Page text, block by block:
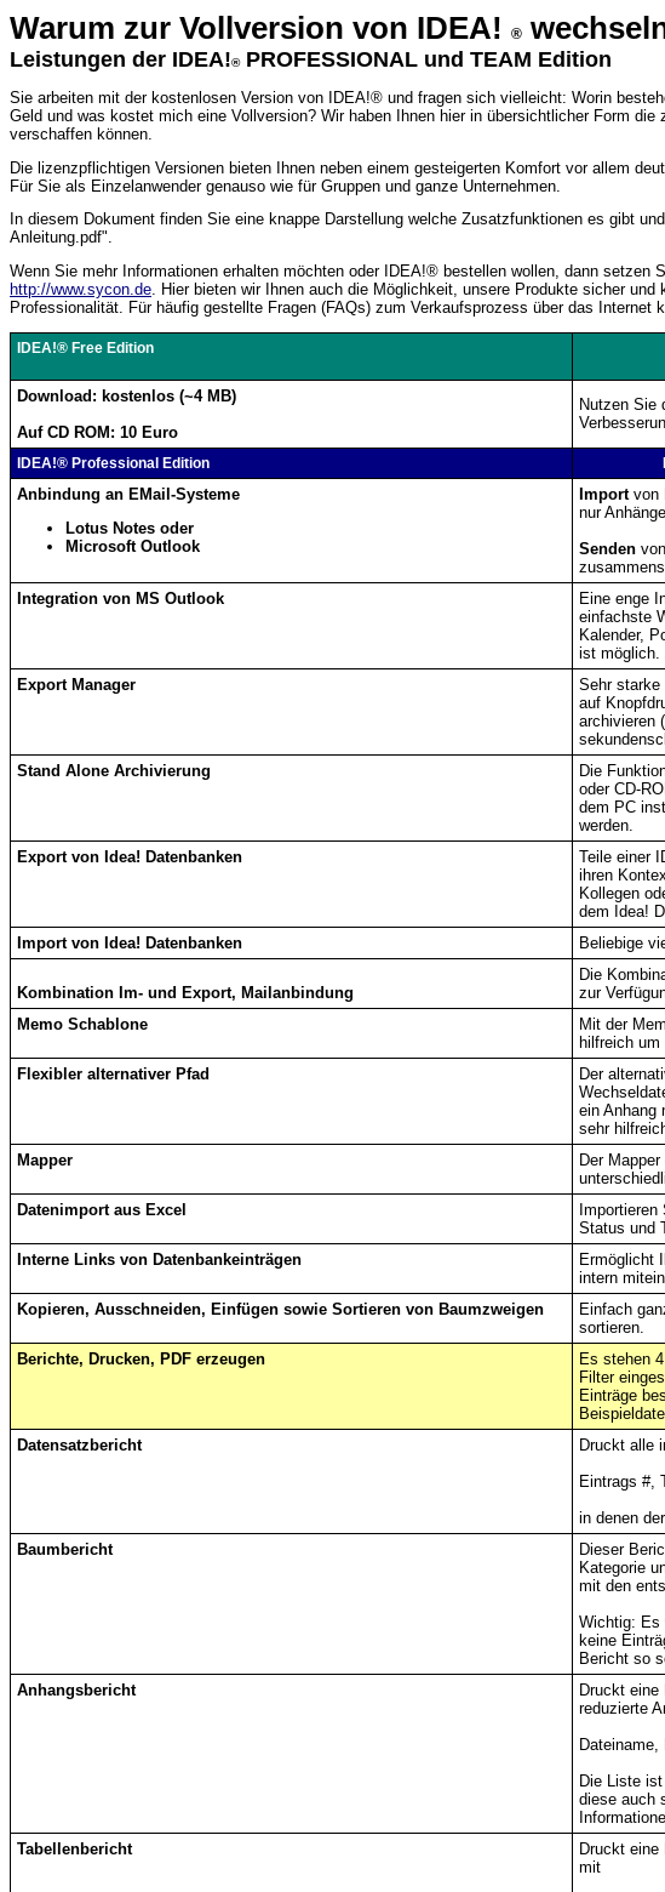
Warum zur Vollversion von IDEA! ®
Leistungen der IDEA!®PROFESSIONAL und TEAM Edition
Sie arbeiten mit der kostenlosen Version von IDEA!® und fragen sich vielleicht: Worin
Geld und was kostet mich eine Vollversion? Wir haben Ihnen hier in übersichtlicher Form
verschaffen können.
Die lizenzpflichtigen Versionen bieten Ihnen neben einem gesteigerten Komfort vor allem
Für Sie als Einzelanwender genauso wie für Gruppen und ganze Unternehmen.
In diesem Dokument finden Sie eine knappe Darstellung welche Zusatzfunktionen es gibt
Anleitung.pdf".
Wenn Sie mehr Informationen erhalten möchten oder IDEA!® bestellen wollen, dann setzen
http://www.sycon.de. Hier bieten wir Ihnen auch die Möglichkeit, unsere Produkte sicher und
Professionalität. Für häufig gestellte Fragen (FAQs) zum Verkaufsprozess über das Internet
IDEA!® Free Edition
Download: kostenlos (~4 MB)
Auf CD ROM: 10 Euro
Nutzen Sie
IDEA!® Professional Edition
Anbindung an EMail-Systeme
Lotus Notes oder
Microsoft Outlook
Importvon
nur
Senden
Integration von MS Outlook
Eine enge
einfachste
Kalender,
ist möglich.
Export Manager
Sehr starke
auf
archivieren
Stand Alone Archivierung
Die
oder CD-
dem PC
werden.
Export von Idea! Datenbanken
Teile einer
ihren
Kollegen
dem Idea!
Import von Idea! Datenbanken
Beliebige
Kombination Im- und Export, Mailanbindung
Die
zur
Memo Schablone
Mit der
hilfreich
Flexibler alternativer Pfad
Der
ein Anhang
sehr
Mapper
Der
Datenimport aus Excel
Status und
Interne Links von Datenbankeinträgen
Ermöglicht
intern
Kopieren, Ausschneiden, Einfügen sowie Sortieren von Baumzweigen
Einfach
sortieren.
Berichte, Drucken, PDF erzeugen
Es stehen
Filter
Einträge
Datensatzbericht
Druckt alle
Eintrags #,
in denen
Baumbericht
Dieser
Kategorie
mit den
Wichtig: Es
keine
Bericht so
Anhangsbericht
Druckt
reduzierte
Dateiname,
Die Liste
diese auch
Tabellenbericht
Druckt
mit